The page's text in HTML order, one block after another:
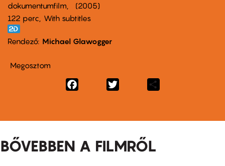
dokumentumfilm
2005
122 perc,
With subtitles
Rendező Michael Glawogger
Megosztom
Facebook
BŐVEBBEN A FILMRŐL